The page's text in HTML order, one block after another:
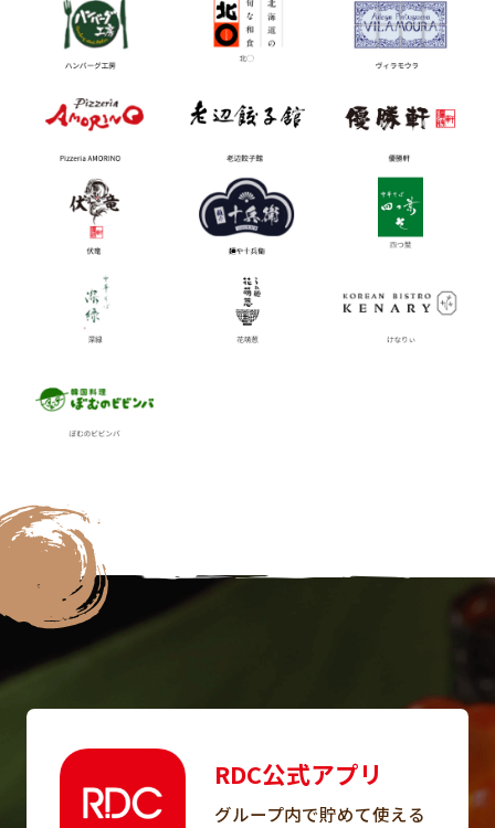
RDC公式アプリ
グループ内で貯めて使える